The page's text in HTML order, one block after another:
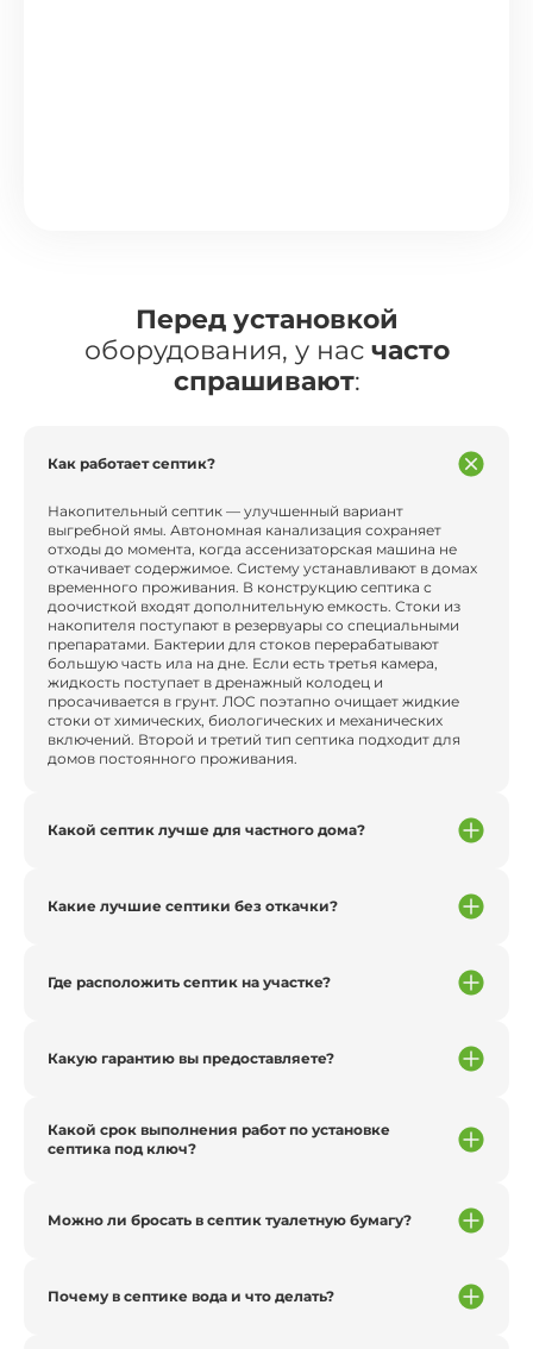
Перед установкой
оборудования, у нас часто
спрашивают:
Как работает септик?
Накопительный септик — улучшенный вариант
выгребной ямы. Автономная канализация сохраняет
отходы до момента, когда ассенизаторская машина не
откачивает содержимое. Систему устанавливают в домах
временного проживания. В конструкцию септика с
доочисткой входят дополнительную емкость. Стоки из
накопителя поступают в резервуары со специальными
препаратами. Бактерии для стоков перерабатывают
большую часть ила на дне. Если есть третья камера,
жидкость поступает в дренажный колодец и
просачивается в грунт. ЛОС поэтапно очищает жидкие
стоки от химических, биологических и механических
включений. Второй и третий тип септика подходит для
домов постоянного проживания.
Какой септик лучше для частного дома?
Какие лучшие септики без откачки?
Где расположить септик на участке?
Какую гарантию вы предоставляете?
Какой срок выполнения работ по установке
септика под ключ?
Можно ли бросать в септик туалетную бумагу?
Почему в септике вода и что делать?